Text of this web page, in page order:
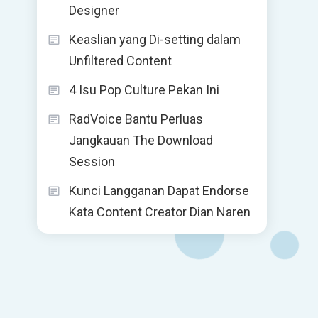
Designer
Keaslian yang Di-setting dalam
Unfiltered Content
4 Isu Pop Culture Pekan Ini
RadVoice Bantu Perluas
Jangkauan The Download
Session
Kunci Langganan Dapat Endorse
Kata Content Creator Dian Naren